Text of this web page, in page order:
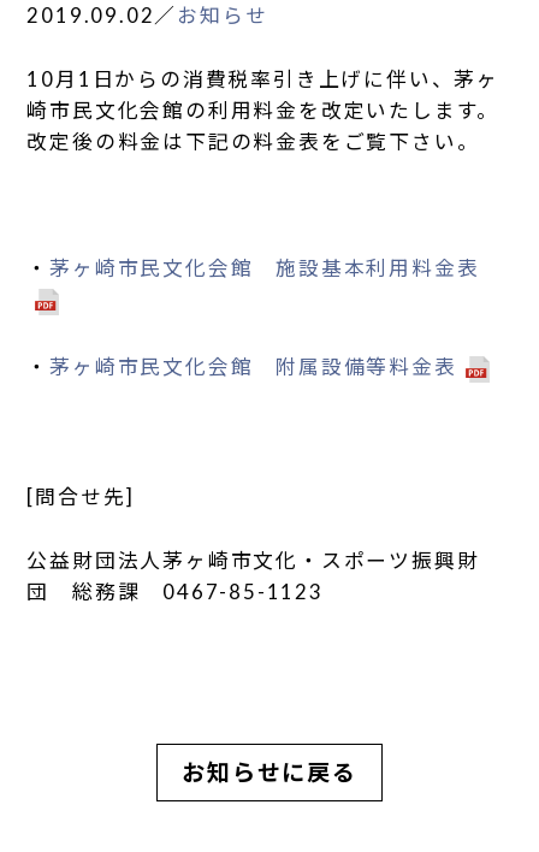
2019.09.02／ お知らせ
10月1日からの消費税率引き上げに伴い、茅ヶ
崎市民文化会館の利用料金を改定いたします。
改定後の料金は下記の料金表をご覧下さい。
・茅ヶ崎市民文化会館 施設基本利用料金表
・茅ヶ崎市民文化会館 附属設備等料金表
[問合せ先]
公益財団法人茅ヶ崎市文化・スポーツ振興財
団 総務課 0467-85-1123
お知らせに戻る